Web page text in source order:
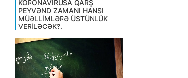
KORONAVİRUSA QARŞI
PEYVƏND ZAMANI HANSI
MÜƏLLİMLƏRƏ ÜSTÜNLÜK
VERİLƏCƏK?.